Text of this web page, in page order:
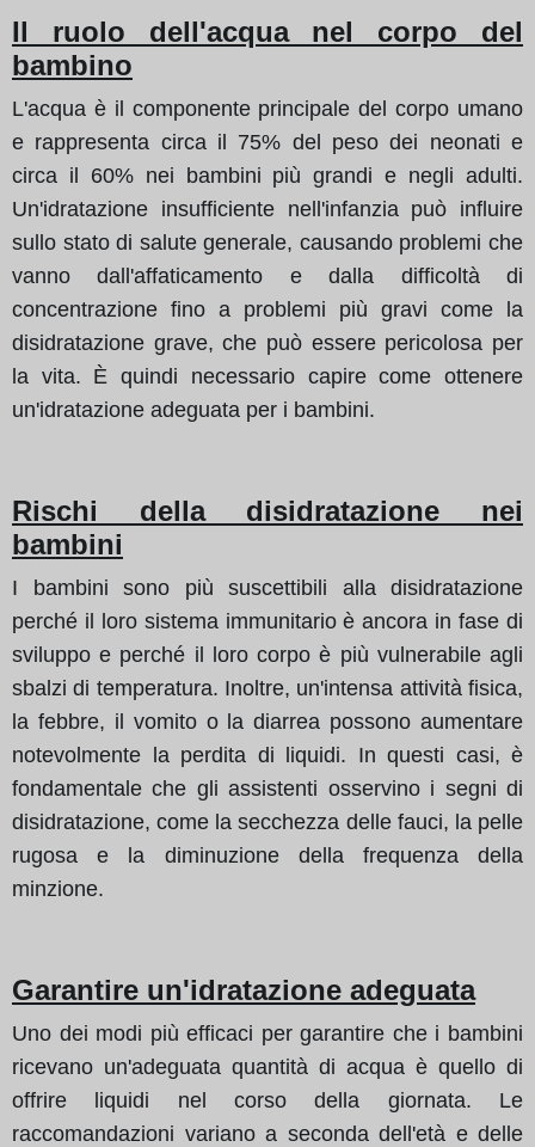
Il ruolo dell'acqua nel corpo del
bambino
L'acqua è il componente principale del corpo umano
e rappresenta circa il 75% del peso dei neonati e
circa il 60% nei bambini più grandi e negli adulti.
Un'idratazione insufficiente nell'infanzia può influire
sullo stato di salute generale, causando problemi che
vanno dall'affaticamento e dalla difficoltà di
concentrazione fino a problemi più gravi come la
disidratazione grave, che può essere pericolosa per
la vita. È quindi necessario capire come ottenere
un'idratazione adeguata per i bambini.
Rischi della disidratazione nei
bambini
I bambini sono più suscettibili alla disidratazione
perché il loro sistema immunitario è ancora in fase di
sviluppo e perché il loro corpo è più vulnerabile agli
sbalzi di temperatura. Inoltre, un'intensa attività fisica,
la febbre, il vomito o la diarrea possono aumentare
notevolmente la perdita di liquidi. In questi casi, è
fondamentale che gli assistenti osservino i segni di
disidratazione, come la secchezza delle fauci, la pelle
rugosa e la diminuzione della frequenza della
minzione.
Garantire un'idratazione adeguata
Uno dei modi più efficaci per garantire che i bambini
ricevano un'adeguata quantità di acqua è quello di
offrire liquidi nel corso della giornata. Le
raccomandazioni variano a seconda dell'età e delle